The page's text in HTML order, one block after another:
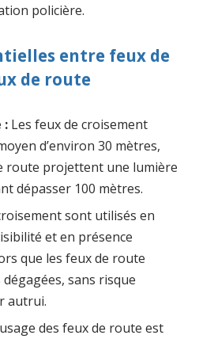
policière.
entre feux de
de route
: Les feux de croisement
d’environ 30 mètres,
route projettent une lumière
dépasser 100 mètres.
sont utilisés en
et en présence
que les feux de route
sans risque
autrui.
des feux de route est